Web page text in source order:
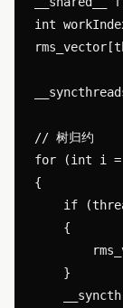
int
// 树归约
for (int i =
{
if
    {
    }